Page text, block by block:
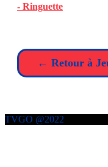
- Ringuette
← Retour à
TVGO @2022